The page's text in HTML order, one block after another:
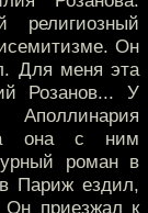
Он
Для меня эта
Розанов... У
она с ним
роман в
Париж ездил,
Он приезжал к